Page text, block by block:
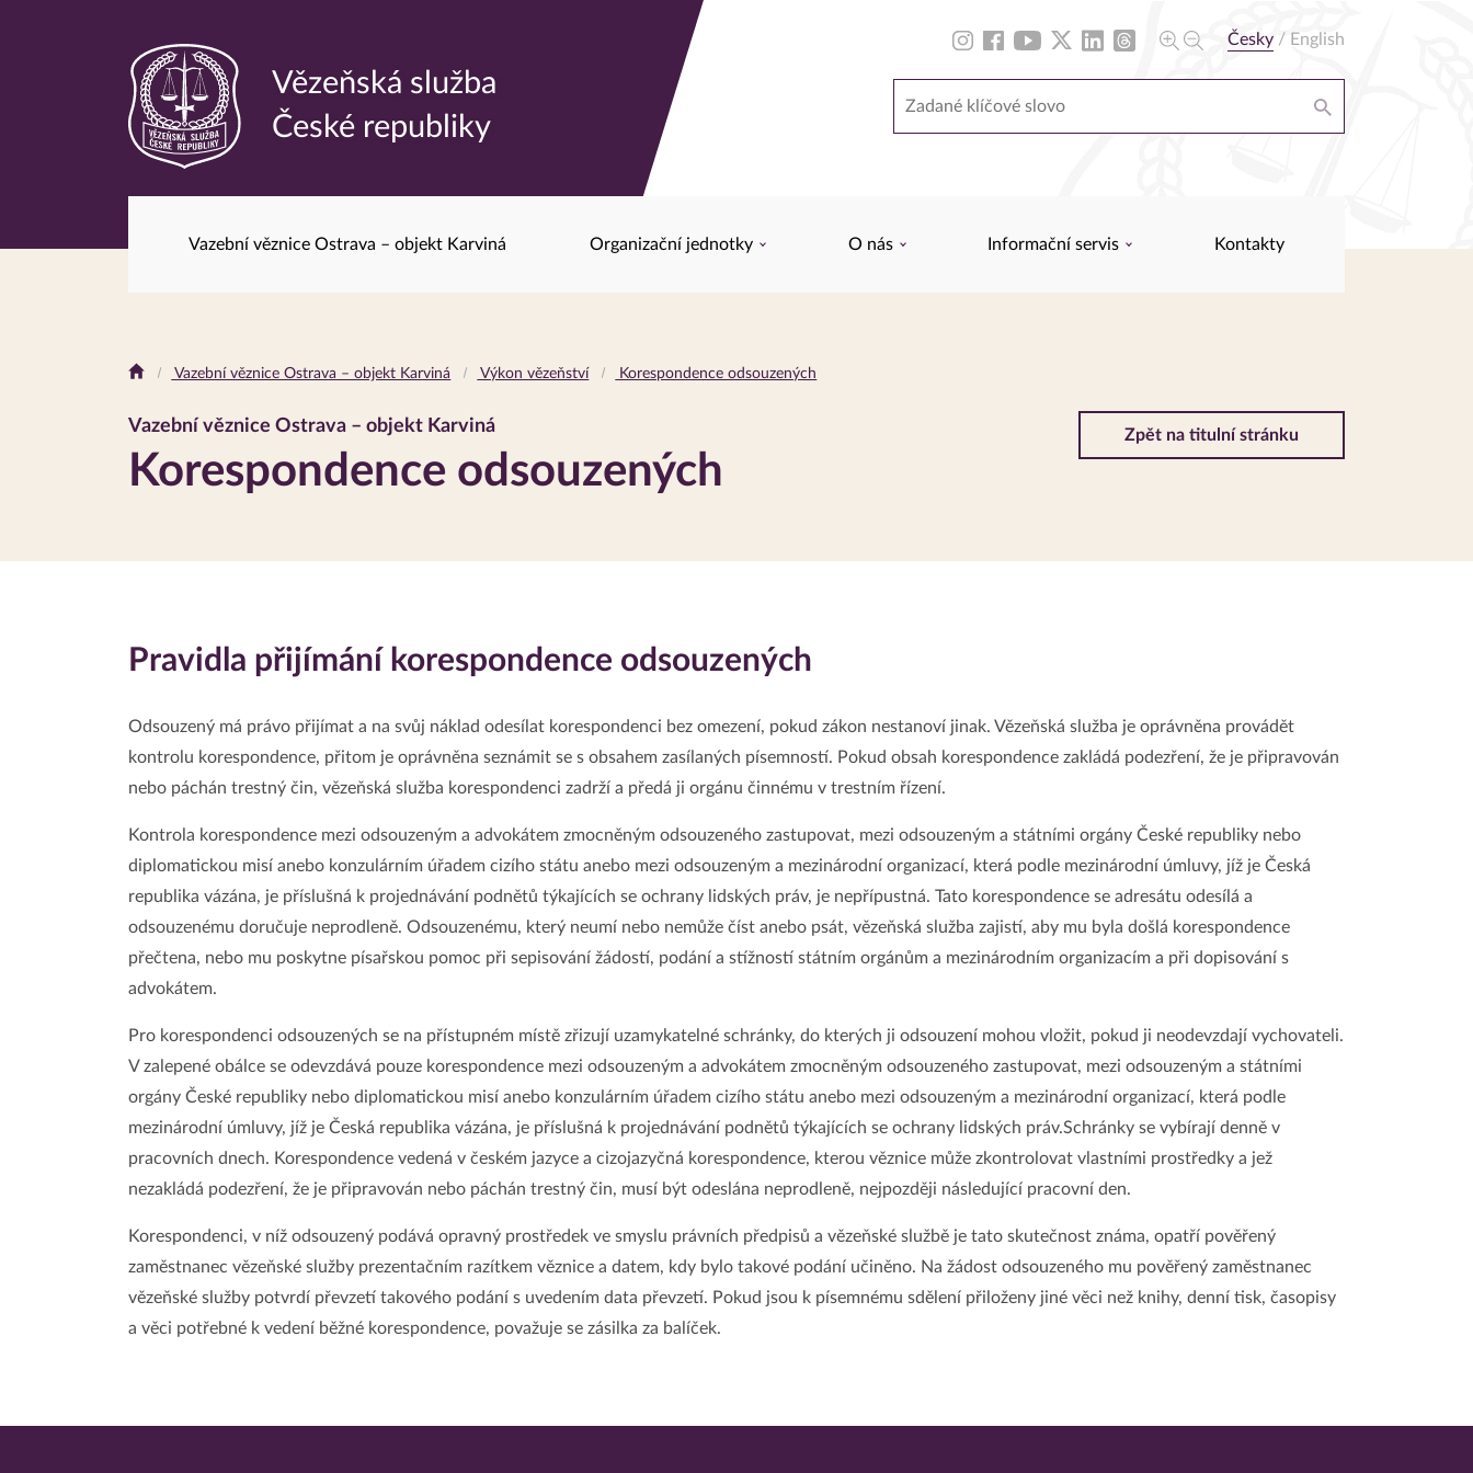
Česky / English
Odkaz
na
Vězeňská služba
České republiky
Vazební věznice Ostrava – objekt Karviná Organizační jednotky O nás Informační servis Kontakty
Drobečková
Vazební věznice Ostrava – objekt Karviná Výkon vězeňství Korespondence odsouzených
Vazební věznice Ostrava – objekt Karviná
Korespondence odsouzených
Zpět na titulní stránku
Pravidla přijímání korespondence odsouzených
Odsouzený má právo přijímat a na svůj náklad odesílat korespondenci bez omezení, pokud zákon nestanoví jinak. Vězeňská služba je oprávněna provádět
kontrolu korespondence, přitom je oprávněna seznámit se s obsahem zasílaných písemností. Pokud obsah korespondence zakládá podezření, že je připravován
nebo páchán trestný čin, vězeňská služba korespondenci zadrží a předá ji orgánu činnému v trestním řízení.
Kontrola korespondence mezi odsouzeným a advokátem zmocněným odsouzeného zastupovat, mezi odsouzeným a státními orgány České republiky nebo
diplomatickou misí anebo konzulárním úřadem cizího státu anebo mezi odsouzeným a mezinárodní organizací, která podle mezinárodní úmluvy, jíž je Česká
republika vázána, je příslušná k projednávání podnětů týkajících se ochrany lidských práv, je nepřípustná. Tato korespondence se adresátu odesílá a
odsouzenému doručuje neprodleně. Odsouzenému, který neumí nebo nemůže číst anebo psát, vězeňská služba zajistí, aby mu byla došlá korespondence
přečtena, nebo mu poskytne písařskou pomoc při sepisování žádostí, podání a stížností státním orgánům a mezinárodním organizacím a při dopisování s
advokátem.
Pro korespondenci odsouzených se na přístupném místě zřizují uzamykatelné schránky, do kterých ji odsouzení mohou vložit, pokud ji neodevzdají vychovateli.
V zalepené obálce se odevzdává pouze korespondence mezi odsouzeným a advokátem zmocněným odsouzeného zastupovat, mezi odsouzeným a státními
orgány České republiky nebo diplomatickou misí anebo konzulárním úřadem cizího státu anebo mezi odsouzeným a mezinárodní organizací, která podle
mezinárodní úmluvy, jíž je Česká republika vázána, je příslušná k projednávání podnětů týkajících se ochrany lidských práv.Schránky se vybírají denně v
pracovních dnech. Korespondence vedená v českém jazyce a cizojazyčná korespondence, kterou věznice může zkontrolovat vlastními prostředky a jež
nezakládá podezření, že je připravován nebo páchán trestný čin, musí být odeslána neprodleně, nejpozději následující pracovní den.
Korespondenci, v níž odsouzený podává opravný prostředek ve smyslu právních předpisů a vězeňské službě je tato skutečnost známa, opatří pověřený
zaměstnanec vězeňské služby prezentačním razítkem věznice a datem, kdy bylo takové podání učiněno. Na žádost odsouzeného mu pověřený zaměstnanec
vězeňské služby potvrdí převzetí takového podání s uvedením data převzetí. Pokud jsou k písemnému sdělení přiloženy jiné věci než knihy, denní tisk, časopisy
a věci potřebné k vedení běžné korespondence, považuje se zásilka za balíček.